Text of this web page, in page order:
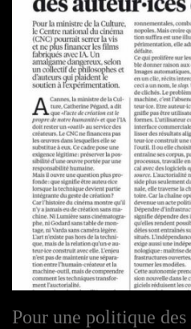
Pour une politique